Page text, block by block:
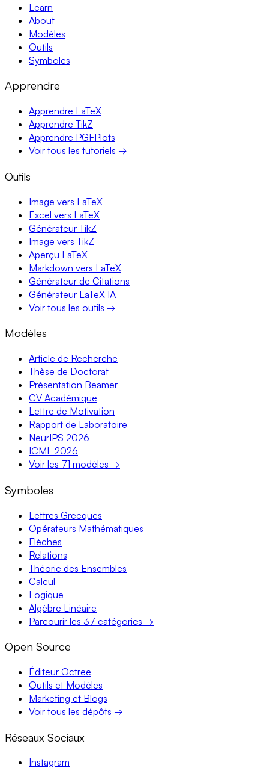
Learn
About
Modèles
Outils
Symboles
Apprendre
Apprendre LaTeX
Apprendre TikZ
Apprendre PGFPlots
Voir tous les tutoriels →
Outils
Image vers LaTeX
Excel vers LaTeX
Générateur TikZ
Image vers TikZ
Aperçu LaTeX
Markdown vers LaTeX
Générateur de Citations
Générateur LaTeX IA
Voir tous les outils →
Modèles
Article de Recherche
Thèse de Doctorat
Présentation Beamer
CV Académique
Lettre de Motivation
Rapport de Laboratoire
NeurIPS 2026
ICML 2026
Voir les 71 modèles →
Symboles
Lettres Grecques
Opérateurs Mathématiques
Flèches
Relations
Théorie des Ensembles
Calcul
Logique
Algèbre Linéaire
Parcourir les 37 catégories →
Open Source
Éditeur Octree
Outils et Modèles
Marketing et Blogs
Voir tous les dépôts →
Réseaux Sociaux
Instagram